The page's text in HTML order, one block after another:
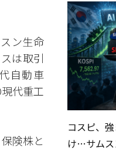
ン生命
は取引
自動車
代重工
険株と
コスピ、
け…サムス